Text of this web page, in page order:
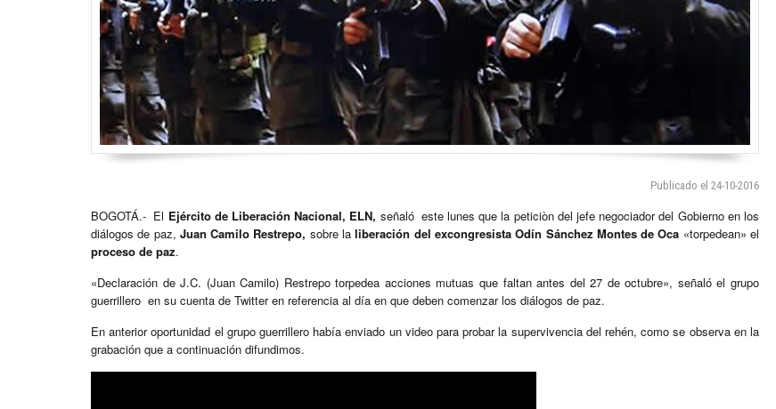
Publicado el 24-10-2016
BOGOTÁ.- El Ejército de Liberación Nacional, ELN, señaló este lunes que la peticiòn del jefe negociador del Gobierno en los
diálogos de paz, Juan Camilo Restrepo, sobre laliberación del excongresista Odín Sánchez Montes de Oca «torpedean» el
proceso de paz.
«Declaración de J.C. (Juan Camilo) Restrepo torpedea acciones mutuas que faltan antes del 27 de octubre», señaló el grupo
guerrillero en su cuenta de Twitter en referencia al día en que deben comenzar los diálogos de paz.
En anterior oportunidad el grupo guerrillero había enviado un video para probar la supervivencia del rehén, como se observa en la
grabación que a continuación difundimos.